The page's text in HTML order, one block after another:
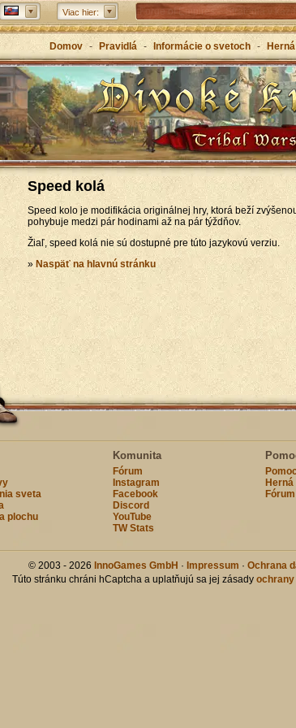
Viac hier: Forge of Empires – Stratégia v
Grepolis – Vybuduj si svoje
Grécku
Domov - Pravidlá - Informácie o svetoch -
Speed kolá
Speed kolo je modifikácia originálnej hry, ktorá beží
pohybuje medzi pár hodinami až na pár týždňov.
Žiaľ, speed kolá nie sú dostupné pre túto jazykovú verziu.
» Naspäť na hlavnú stránku
sveta
plochu
Komunita
Fórum
Instagram
Facebook
Discord
YouTube
TW Stats
© 2003 - 2026 InnoGames GmbH · Impressum · Ochrana
Túto stránku chráni hCaptcha a uplatňujú sa jej zásady